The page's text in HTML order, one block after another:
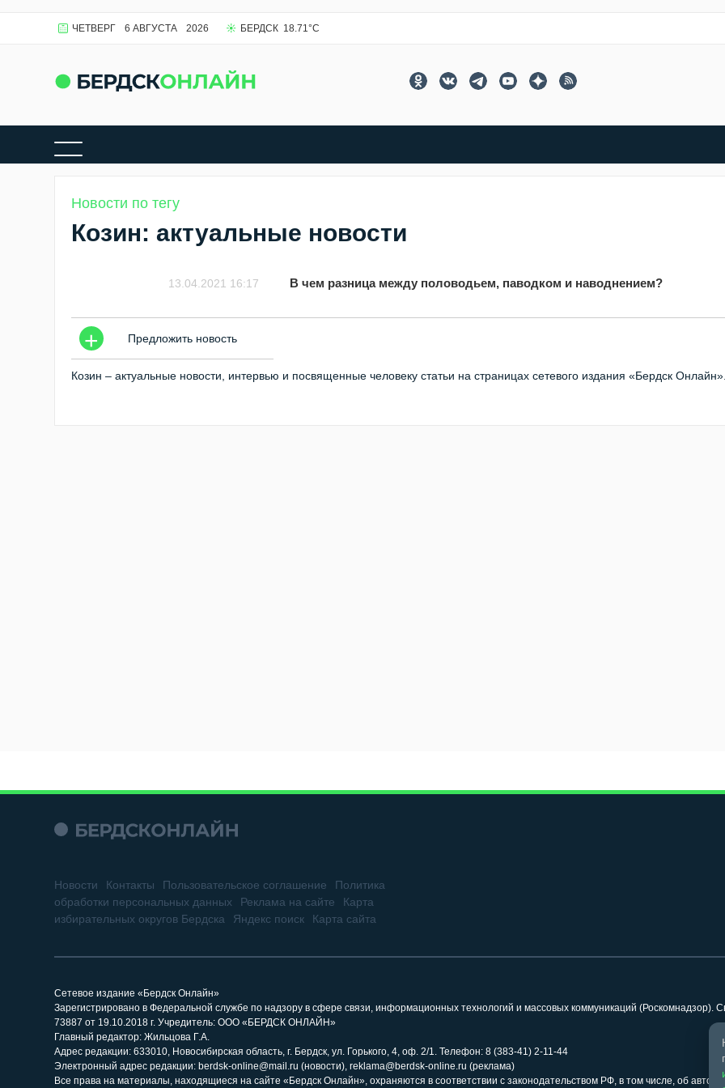
ЧЕТВЕРГ 6 АВГУСТА 2026 БЕРДСК 18.71°C
Новости по тегу
Козин: актуальные новости
13.04.2021 16:17 В чем разница между половодьем, паводком и наводнением?
+ Предложить новость
Козин – актуальные новости, интервью и посвященные человеку статьи на страницах сетевого издания «Бердск
Новости Контакты Пользовательское соглашение
Политика
обработки персональных данных
Реклама на сайте
Карта
избирательных округов Бердска
Яндекс поиск Карта сайта
Сетевое издание «Бердск Онлайн»
Зарегистрировано в Федеральной службе по надзору в сфере связи, информационных технологий и массовых коммуникаций
73887 от 19.10.2018 г. Учредитель: ООО «БЕРДСК ОНЛАЙН»
Главный редактор: Жильцова Г.А.
Адрес редакции: 633010, Новосибирская область, г. Бердск, ул. Горького, 4, оф. 2/1. Телефон: 8 (383-41) 2-11-44
Электронный адрес редакции: berdsk-online@mail.ru (новости), reklama@berdsk-online.ru (реклама)
Все права на материалы, находящиеся на сайте «Бердск Онлайн», охраняются в соответствии с законодательством РФ, в том числе, об